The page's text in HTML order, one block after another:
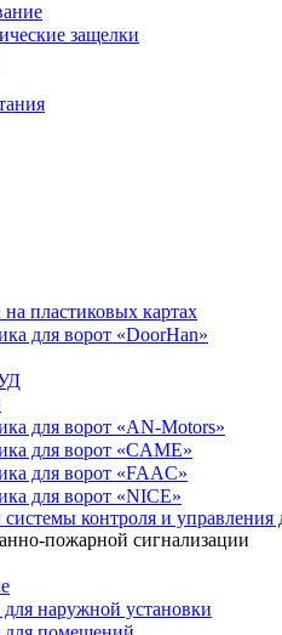
защелки
на пластиковых картах
для ворот «DoorHan»
для ворот «AN-Motors»
для ворот «CAME»
для ворот «FAAC»
для ворот «NICE»
системы контроля и управления
пожарной сигнализации
наружной установки